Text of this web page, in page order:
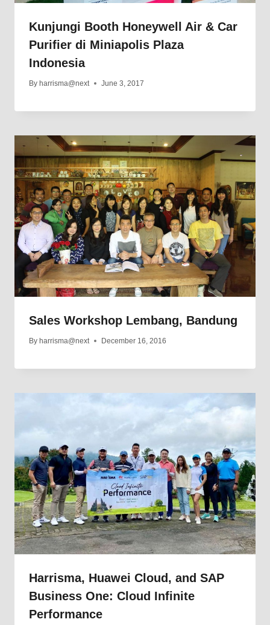
Kunjungi Booth Honeywell Air & Car
Purifier di Miniapolis Plaza
Indonesia
By harrisma@next June 3, 2017
Sales Workshop Lembang, Bandung
By harrisma@next December 16, 2016
Harrisma, Huawei Cloud, and SAP
Business One: Cloud Infinite
Performance